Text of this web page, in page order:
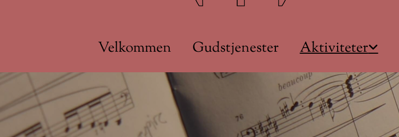
Velkommen Gudstjenester Aktiviteter